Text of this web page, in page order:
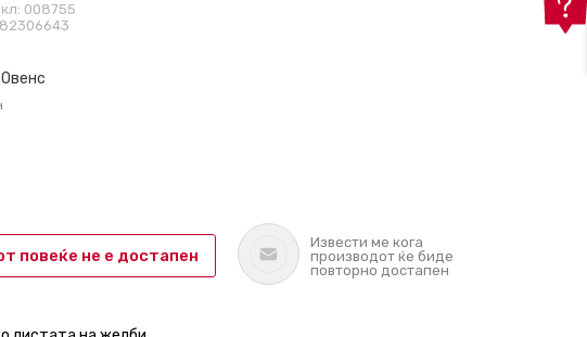
008755
повеќе не е достапен
Извести ме кога
производот ќе биде
повторно достапен